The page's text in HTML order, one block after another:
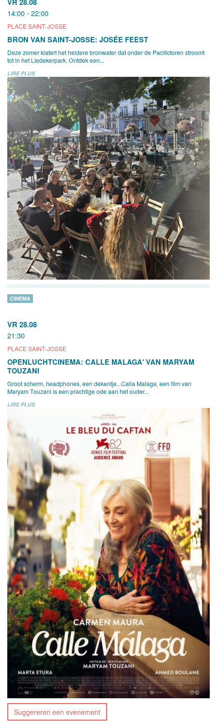
VR 28.08
14:00 - 22:00
PLACE SAINT-JOSSE
BRON VAN SAINT-JOSSE: JOSÉE FEEST
Deze zomer klatert het heldere bronwater dat onder de Pacifictoren stroomt
tot in het Liedekerpark. Ontdek een...
LIRE PLUS
VR 28.08
21:30
PLACE SAINT-JOSSE
CINEMA
OPENLUCHTCINEMA: CALLE MALAGA' VAN MARYAM
TOUZANI
Groot scherm, headphones, een dekentje...Calla Malaga, een film van
Maryam Touzani is een prachtige ode aan het ouder...
LIRE PLUS
Suggereren een evenement